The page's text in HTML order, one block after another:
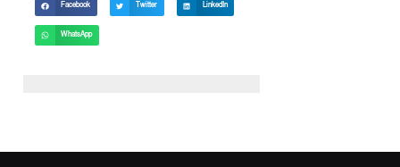
Facebook Twitter LinkedIn
WhatsApp